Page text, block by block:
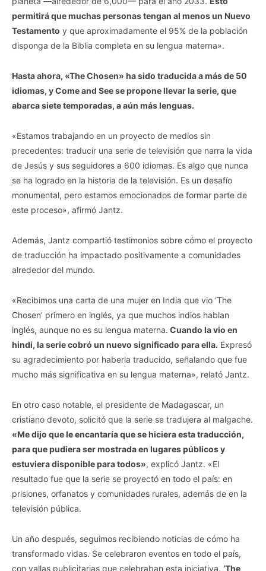
permitirá que muchas personas tengan al menos un Nuevo
Testamento y que aproximadamente el 95% de la población
disponga de la Biblia completa en su lengua materna».
Hasta ahora, «The Chosen» ha sido traducida a más de 50
idiomas, y Come and See se propone llevar la serie, que
abarca siete temporadas, a aún más lenguas.
«Estamos trabajando en un proyecto de medios sin
precedentes: traducir una serie de televisión que narra la vida
de Jesús y sus seguidores a 600 idiomas. Es algo que nunca
se ha logrado en la historia de la televisión. Es un desafío
monumental, pero estamos emocionados de formar parte de
este proceso», afirmó Jantz.
Además, Jantz compartió testimonios sobre cómo el proyecto
de traducción ha impactado positivamente a comunidades
alrededor del mundo.
«Recibimos una carta de una mujer en India que vio ‘The
Chosen’ primero en inglés, ya que muchos indios hablan
inglés, aunque no es su lengua materna. Cuando la vio en
hindi, la serie cobró un nuevo significado para ella. Expresó
su agradecimiento por haberla traducido, señalando que fue
mucho más significativa en su lengua materna», relató Jantz.
En otro caso notable, el presidente de Madagascar, un
cristiano devoto, solicitó que la serie se tradujera al malgache.
«Me dijo que le encantaría que se hiciera esta traducción,
para que pudiera ser mostrada en lugares públicos y
estuviera disponible para todos», explicó Jantz. «El
resultado fue que la serie se proyectó en todo el país: en
prisiones, orfanatos y comunidades rurales, además de en la
televisión pública.
Un año después, seguimos recibiendo noticias de cómo ha
transformado vidas. Se celebraron eventos en todo el país,
con vallas publicitarias que celebraban esta iniciativa. ‘The